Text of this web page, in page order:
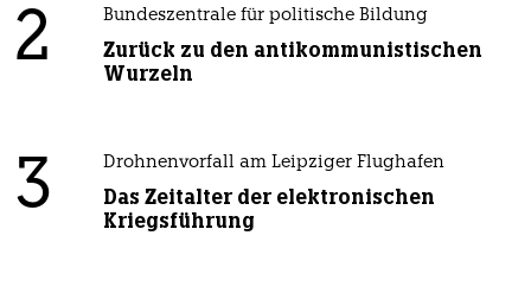
2 Bundeszentrale für politische Bildung
Zurück zu den antikommunistischen
Wurzeln
3 Drohnenvorfall am Leipziger Flughafen
Das Zeitalter der elektronischen
Kriegsführung